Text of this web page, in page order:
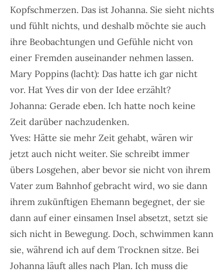
Kopfschmerzen. Das ist Johanna. Sie sieht nichts
und fühlt nichts, und deshalb möchte sie auch
ihre Beobachtungen und Gefühle nicht von
einer Fremden auseinander nehmen lassen.
Mary Poppins (lacht): Das hatte ich gar nicht
vor. Hat Yves dir von der Idee erzählt?
Johanna: Gerade eben. Ich hatte noch keine
Zeit darüber nachzudenken.
Yves: Hätte sie mehr Zeit gehabt, wären wir
jetzt auch nicht weiter. Sie schreibt immer
übers Losgehen, aber bevor sie nicht von ihrem
Vater zum Bahnhof gebracht wird, wo sie dann
ihrem zukünftigen Ehemann begegnet, der sie
dann auf einer einsamen Insel absetzt, setzt sie
sich nicht in Bewegung. Doch, schwimmen kann
sie, während ich auf dem Trocknen sitze. Bei
Johanna läuft alles nach Plan. Ich muss die